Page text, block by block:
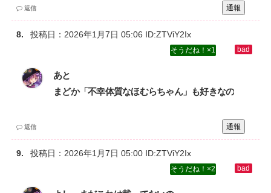
通報
返信
投稿日： 2026年1月7日 05:06 ID:ZTViY2Ix
1
あと‌
まどか「不幸体質なほむらちゃん」も好きなの
通報
返信
投稿日：2026年1月7日 05:00 ID:ZTViY2Ix
2